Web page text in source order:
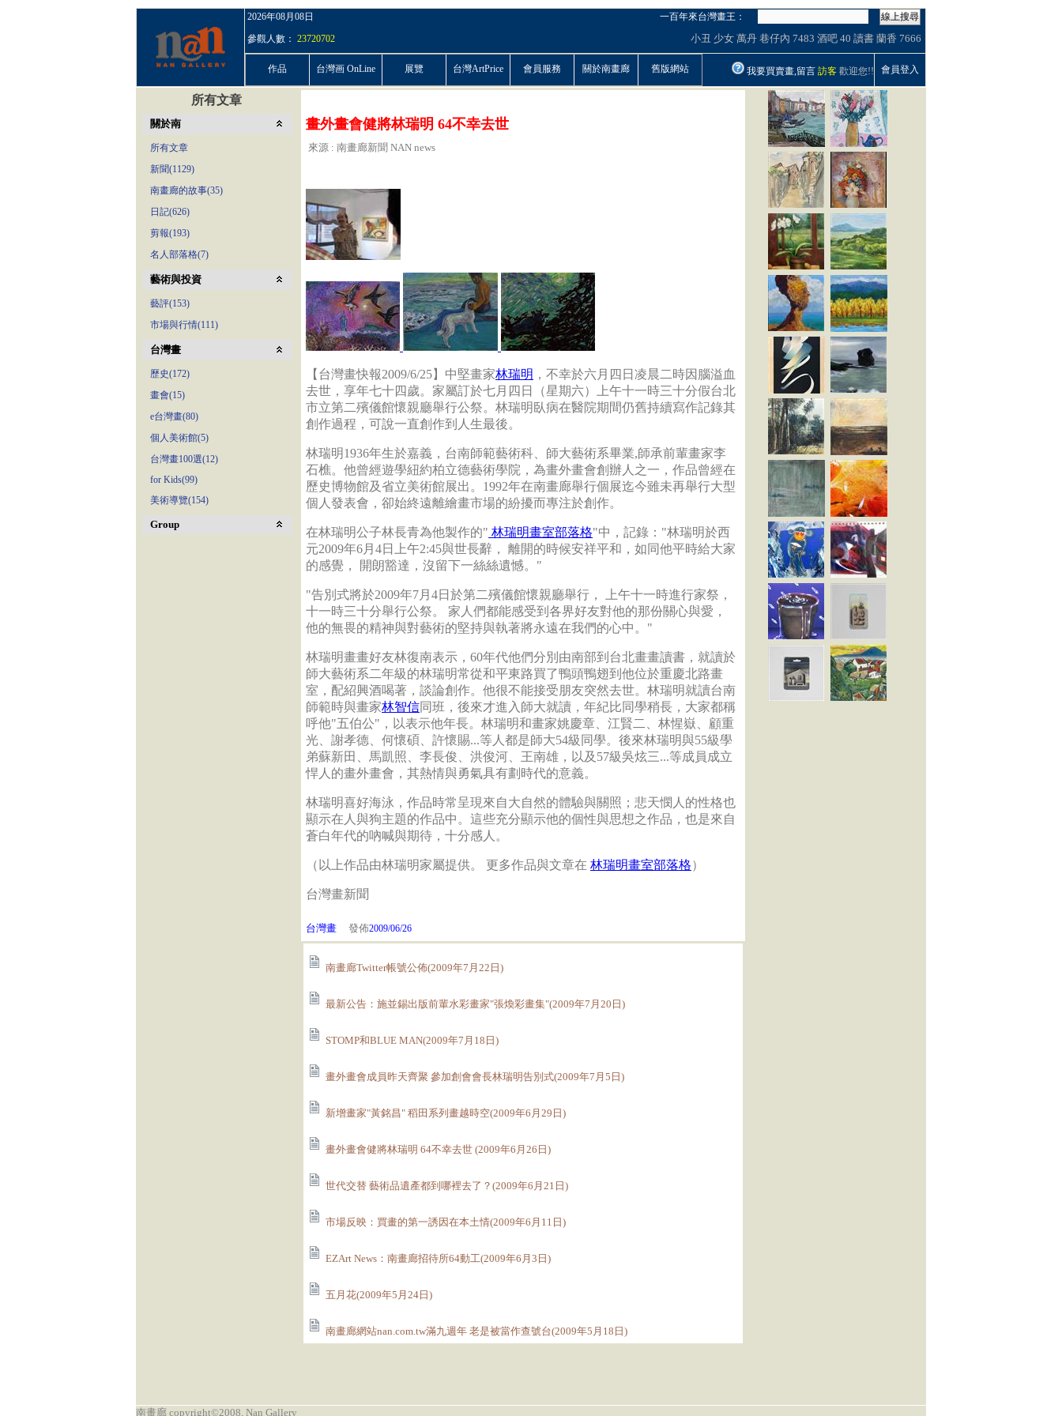
2026年08月08日 一百年來台灣畫王：
線上搜尋
參觀人數： 23720702 小丑 少女 萬丹 巷仔內 7483 酒吧 40 讀書 蘭香 7666
作品 台灣画 OnLine 展覽 台灣ArtPrice 會員服務 關於南畫廊 舊版網站 我要買賣畫,留言 訪客 歡迎您!! 會員登入
所有文章
關於南
所有文章
新聞(1129)
南畫廊的故事(35)
日記(626)
剪報(193)
名人部落格(7)
藝術與投資
藝評(153)
市場與行情(111)
台灣畫
歷史(172)
畫會(15)
e台灣畫(80)
個人美術館(5)
台灣畫100選(12)
for Kids(99)
美術導覽(154)
Group
畫外畫會健將林瑞明 64不幸去世
來源 : 南畫廊新聞 NAN news
【台灣畫快報2009/6/25】中堅畫家林瑞明 ，不幸於六月四日凌晨二時因腦溢血
去世，享年七十四歲。家屬訂於七月四日（星期六）上午十一時三十分假台北
市立第二殯儀館懷親廳舉行公祭。林瑞明臥病在醫院期間仍舊持續寫作記錄其
創作過程，可說一直創作到人生最後。
林瑞明1936年生於嘉義，台南師範藝術科、師大藝術系畢業,師承前輩畫家李
石樵。他曾經遊學紐約柏立德藝術學院，為畫外畫會創辦人之一，作品曾經在
歷史博物館及省立美術館展出。1992年在南畫廊舉行個展迄今雖未再舉行大型
個人發表會，卻始終遠離繪畫市場的紛擾而專注於創作。
在林瑞明公子林長青為他製作的" 林瑞明畫室部落格"中，記錄："林瑞明於西
元2009年6月4日上午2:45與世長辭， 離開的時候安祥平和，如同他平時給大家
的感覺， 開朗豁達，沒留下一絲絲遺憾。"
"告別式將於2009年7月4日於第二殯儀館懷親廳舉行， 上午十一時進行家祭，
十一時三十分舉行公祭。 家人們都能感受到各界好友對他的那份關心與愛，
他的無畏的精神與對藝術的堅持與執著將永遠在我們的心中。"
林瑞明畫畫好友林復南表示，60年代他們分別由南部到台北畫畫讀書，就讀於
師大藝術系二年級的林瑞明常從和平東路買了鴨頭鴨翅到他位於重慶北路畫
室，配紹興酒喝著，談論創作。他很不能接受朋友突然去世。林瑞明就讀台南
師範時與畫家林智信同班，後來才進入師大就讀，年紀比同學稍長，大家都稱
呼他"五伯公"，以表示他年長。林瑞明和畫家姚慶章、江賢二、林惺嶽、顧重
光、謝孝德、何懷碩、許懷賜...等人都是師大54級同學。後來林瑞明與55級學
弟蘇新田、馬凱照、李長俊、洪俊河、王南雄，以及57級吳炫三...等成員成立
悍人的畫外畫會，其熱情與勇氣具有劃時代的意義。
林瑞明喜好海泳，作品時常呈現來自大自然的體驗與關照；悲天憫人的性格也
顯示在人與狗主題的作品中。這些充分顯示他的個性與思想之作品，也是來自
蒼白年代的吶喊與期待，十分感人。
（以上作品由林瑞明家屬提供。 更多作品與文章在 林瑞明畫室部落格）
台灣畫新聞
台灣畫 發佈2009/06/26
南畫廊Twitter帳號公佈(2009年7月22日)
最新公告：施並錫出版前輩水彩畫家"張煥彩畫集"(2009年7月20日)
STOMP和BLUE MAN(2009年7月18日)
畫外畫會成員昨天齊聚 參加創會會長林瑞明告別式(2009年7月5日)
新增畫家"黃銘昌" 稻田系列畫越時空(2009年6月29日)
畫外畫會健將林瑞明 64不幸去世 (2009年6月26日)
世代交替 藝術品遺產都到哪裡去了？(2009年6月21日)
市場反映：買畫的第一誘因在本土情(2009年6月11日)
EZArt News：南畫廊招待所64動工(2009年6月3日)
五月花(2009年5月24日)
南畫廊網站nan.com.tw滿九週年 老是被當作查號台(2009年5月18日)
南畫廊 copyright©2008, Nan Gallery